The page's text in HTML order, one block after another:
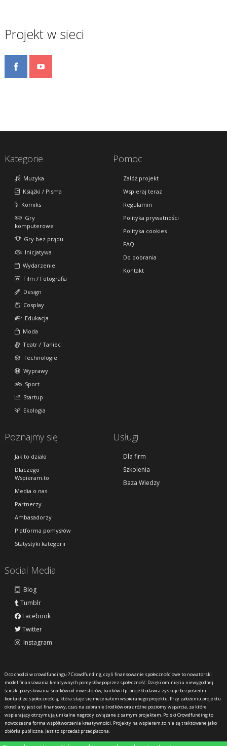
Projekt w sieci
Kategorie
Muzyka
Książki / Pisma
Komiks
Gry
komputerowe
Gry bez prądu
Inicjatywa
Wydarzenie
Film / Fotografia
Design
Cosplay
Edukacja
Moda
Teatr / Taniec
Technologie
Wyprawy
Sport
Startup
Ekologia
Pomoc
Załóż projekt
Wspieraj teraz
Regulamin
Polityka prywatności
Polityka cookies
FAQ
Do pobrania
Kontakt
Poznajmy się
Jak to działa
Dlaczego
Wspieram.to
Media o nas
Partnerzy
Ambasadorzy
Platforma pomysłów
Statystyki kategorii
Usługi
Dla firm
Szkolenia
Baza Wiedzy
Social Media
Blog
Tumblr
Facebook
Twitter
Instagram
O co chodzi w crowdfundingu ?Crowdfunding, czyli finansowanie społecznościowe to nowatorski
model finansowania kreatywnych pomysłów poprzez społeczność. Dzięki ominięciu niewygodnej
ścieżki pozyskiwania środków od inwestorów, banków itp. projektodawca zyskuje bezpośredni
kontakt ze społecznością, która staje się mecenatem wspieranego projektu. Przy założeniu projektu
określany jest cel finansowy, czas na zebranie środków oraz różne poziomy wsparcia, za które
wspierający otrzymują unikalne nagrody związane z samym projektem. Polski Crowdfunding to
nowoczesna forma współtworzenia kreatywności. Projekty na wspieram.to nie są traktowane jako
zbiórka publiczna. Jest to sprzedaż przedpłacona.